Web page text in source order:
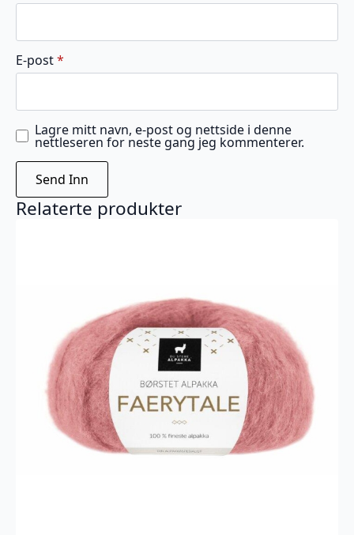
E-post*
Lagre mitt navn, e-post og nettside i denne
nettleseren for neste gang jeg kommenterer.
Relaterte produkter